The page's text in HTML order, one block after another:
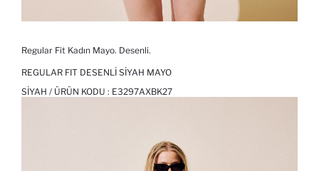
Regular Fit Kadın Mayo. Desenli.
REGULAR FIT DESENLI SIYAH MAYO
SIYAH / ÜRÜN KODU : E3297AXBK27